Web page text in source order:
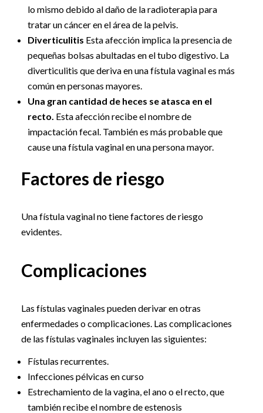
lo mismo debido al daño de la radioterapia para
tratar un cáncer en el área de la pelvis.
Diverticulitis Esta afección implica la presencia de
pequeñas bolsas abultadas en el tubo digestivo. La
diverticulitis que deriva en una fístula vaginal es más
común en personas mayores.
Una gran cantidad de heces se atasca en el
recto. Esta afección recibe el nombre de
impactación fecal. También es más probable que
cause una fístula vaginal en una persona mayor.
Factores de riesgo
Una fístula vaginal no tiene factores de riesgo
evidentes.
Complicaciones
Las fístulas vaginales pueden derivar en otras
enfermedades o complicaciones. Las complicaciones
de las fístulas vaginales incluyen las siguientes:
Fístulas recurrentes.
Infecciones pélvicas en curso
Estrechamiento de la vagina, el ano o el recto, que
también recibe el nombre de estenosis